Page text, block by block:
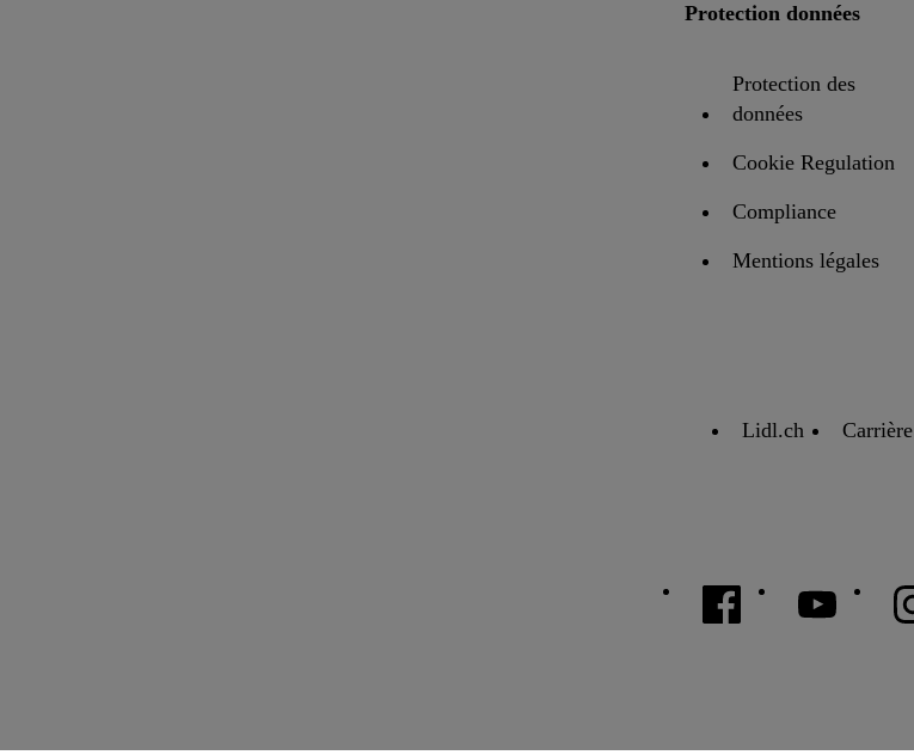
Protection données
Protection des
données
Cookie Regulation
Compliance
Mentions légales
Lidl.ch Carrière